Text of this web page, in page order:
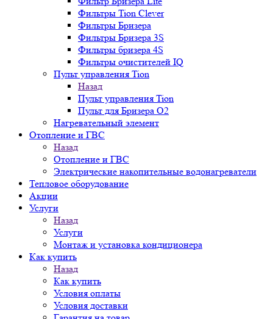
Фильтры Tion Clever
Фильтры Бризера
Фильтры Бризера 3S
Фильтры бризера 4S
Фильтры очистителей IQ
Пульт управления Tion
Назад
Пульт управления Tion
Пульт для Бризера O2
Нагревательный элемент
Отопление и ГВС
Назад
Отопление и ГВС
Электрические накопительные водонагреватели
Тепловое оборудование
Акции
Услуги
Назад
Услуги
Монтаж и установка кондиционера
Как купить
Назад
Как купить
Условия оплаты
Условия доставки